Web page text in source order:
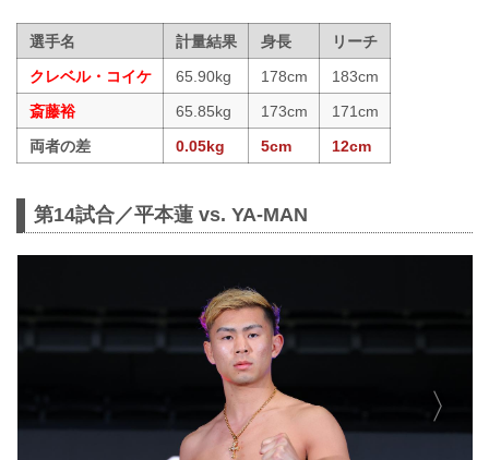
選手名 計量結果 身長
リーチ
クレベル・コイケ
65.90kg 178cm
183cm
斎藤裕
65.85kg 173cm
171cm
両者の差
0.05kg 5cm 12cm
第14試合／平本蓮 vs. YA-MAN